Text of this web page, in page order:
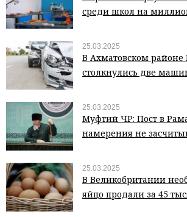
среди школ на
25.03.2025
В Ахматовском районе
столкнулись две
25.03.2025
Муфтий ЧР: Пост в
намерения не
25.03.2025
В Великобритании
яйцо продали за 45